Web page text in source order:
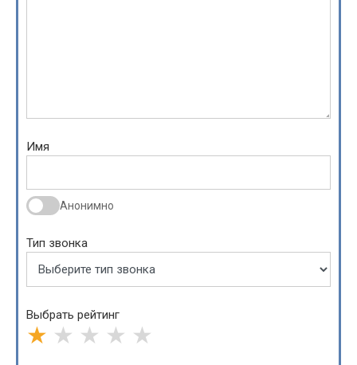
Имя
Анонимно
Тип звонка
Выбрать рейтинг
★ ★ ★ ★ ★